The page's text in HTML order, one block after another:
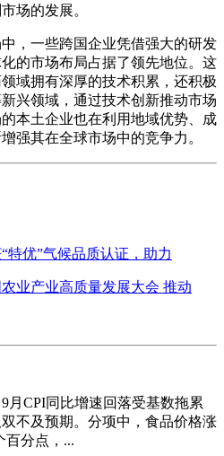
场的发展。
一些跨国企业凭借强大的研发
的市场布局占据了领先地位。这
域拥有深厚的技术积累，还积极
兴领域，通过技术创新推动市场
本土企业也在利用地域优势、成
强其在全球市场中的竞争力。
特优”气候品质认证，助力
业产业高质量发展大会 推动
月CPI同比增速回落受基数拖累
不及预期。分项中，食品价格涨
百分点，...